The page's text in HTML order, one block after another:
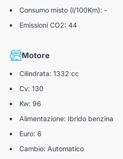
Consumo misto (l/100Km): -
Emissioni CO2: 44
Motore
Cilindrata: 1332 cc
Cv: 130
Kw: 96
Alimentazione: Ibrido benzina
Euro: 6
Cambio: Automatico